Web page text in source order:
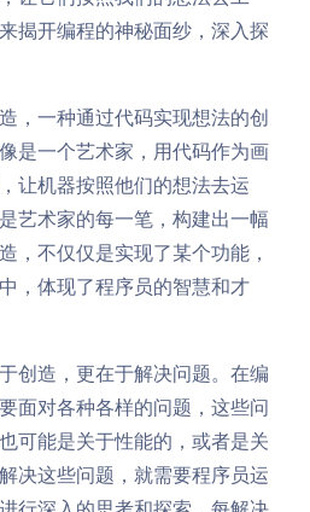
揭开编程的神秘面纱，深入探
，一种通过代码实现想法的创
是一个艺术家，用代码作为画
让机器按照他们的想法去运
艺术家的每一笔，构建出一幅
，不仅仅是实现了某个功能，
，体现了程序员的智慧和才
创造，更在于解决问题。在编
面对各种各样的问题，这些问
可能是关于性能的，或者是关
决这些问题，就需要程序员运